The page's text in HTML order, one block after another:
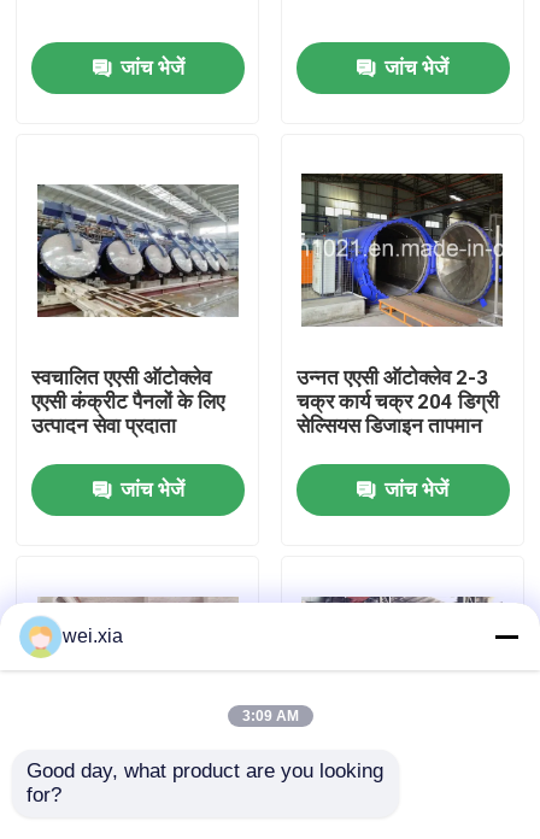
उत्पाद
वीडियो
हमारे बारे में
कारखाने का दौरा
गुणवत्ता नियंत्रण
हमसे संपर्क करें
समाचार
जांच भेजें जांच भेजें
स्वचालित एएसी ऑटोक्लेव
एएसी कंक्रीट पैनलों के लिए
उत्पादन सेवा प्रदाता
जांच भेजें
उन्नत एएसी ऑटोक्लेव 2-3
चक्र कार्य चक्र 204 डिग्री
सेल्सियस डिजाइन तापमान
जांच भेजें
बाह्य आयाम
wei.xia
3:09 AM
Good day, what product are you looking
for?